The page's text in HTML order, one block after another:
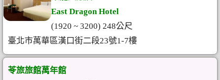
East Dragon Hotel
(1920 ~ 3200) 248公尺
臺北市萬華區漢口街二段23號1-7樓
苓旅旅館萬年館